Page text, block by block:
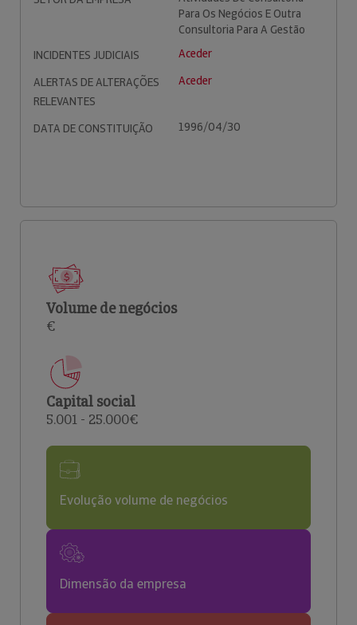
Para Os Negócios E Outra
Consultoria Para A Gestão
INCIDENTES JUDICIAIS
Aceder
ALERTAS DE ALTERAÇÕES
RELEVANTES
Aceder
DATA DE CONSTITUIÇÃO 1996/04/30
Volume de negócios
€
Capital social
5.001 - 25.000€
Evolução volume de negócios
Dimensão da empresa